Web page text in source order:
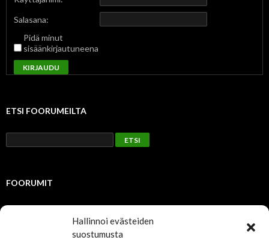
Hallinnoi evästeiden
suostumusta
Salasana:
Pidä minut
sisäänkirjautuneena
KIRJAUDU
ETSI FOORUMEILTA
FOORUMIT